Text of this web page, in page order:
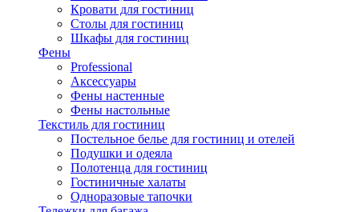
Кровати для гостиниц
Столы для гостиниц
Шкафы для гостиниц
Фены
Professional
Аксессуары
Фены настенные
Фены настольные
Текстиль для гостиниц
Постельное белье для гостиниц и отелей
Подушки и одеяла
Полотенца для гостиниц
Гостиничные халаты
Одноразовые тапочки